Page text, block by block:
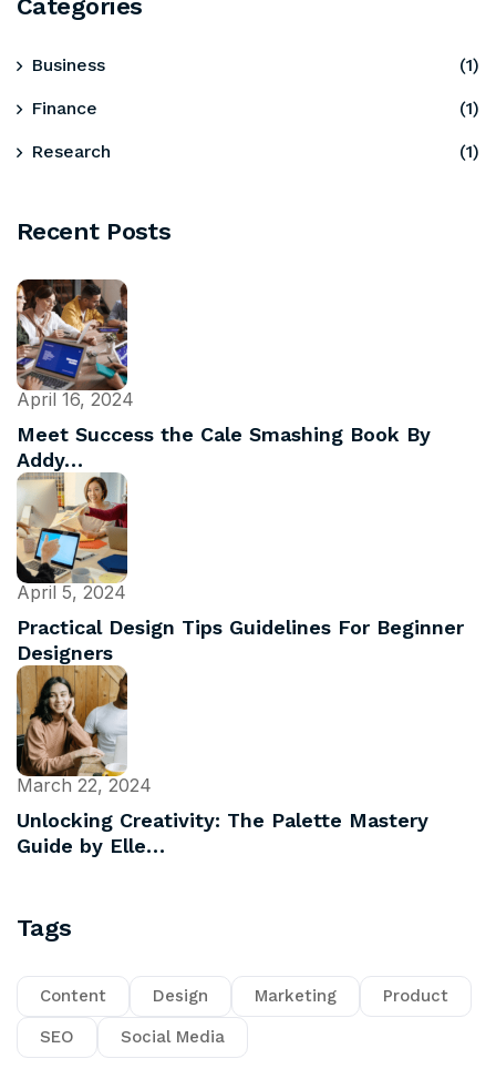
Categories
Business (1)
Finance (1)
Research (1)
Recent Posts
April 16, 2024
Meet Success the Cale Smashing Book By
Addy…
April 5, 2024
Practical Design Tips Guidelines For Beginner
Designers
March 22, 2024
Unlocking Creativity: The Palette Mastery
Guide by Elle…
Tags
Content Design Marketing Product
SEO Social Media